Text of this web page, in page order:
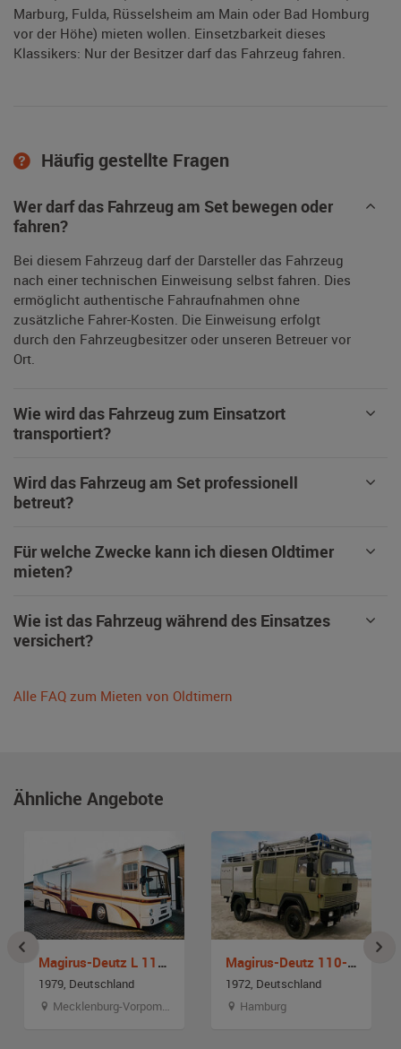
Marburg, Fulda, Rüsselsheim am Main oder Bad Homburg
vor der Höhe) mieten wollen. Einsetzbarkeit dieses
Klassikers: Nur der Besitzer darf das Fahrzeug fahren.
Häufig gestellte Fragen
Wer darf das Fahrzeug am Set bewegen oder
fahren?
Bei diesem Fahrzeug darf der Darsteller das Fahrzeug
nach einer technischen Einweisung selbst fahren. Dies
ermöglicht authentische Fahraufnahmen ohne
zusätzliche Fahrer-Kosten. Die Einweisung erfolgt
durch den Fahrzeugbesitzer oder unseren Betreuer vor
Ort.
Wie wird das Fahrzeug zum Einsatzort
transportiert?
Wird das Fahrzeug am Set professionell
betreut?
Für welche Zwecke kann ich diesen Oldtimer
mieten?
Wie ist das Fahrzeug während des Einsatzes
versichert?
Alle FAQ zum Mieten von Oldtimern
Ähnliche Angebote
Magirus-Deutz L 117 Vetter Wohnmobil Umbau
1979, Deutschland
Mecklenburg-Vorpommern
Magirus-Deutz 110-D7
1972, Deutschland
Hamburg